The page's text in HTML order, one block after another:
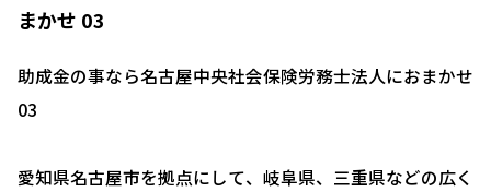
まかせ 03
助成金の事なら名古屋中央社会保険労務士法人におまかせ
03
愛知県名古屋市を拠点にして、岐阜県、三重県などの広く